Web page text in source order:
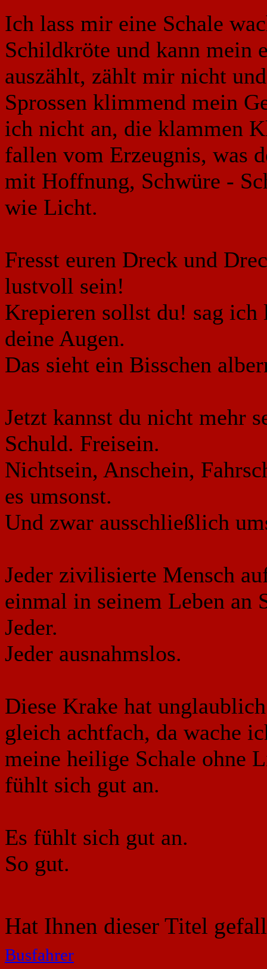
Ich lass mir eine Schale
Schildkröte und kann mein
auszählt, zählt mir nicht
Sprossen klimmend mein
ich nicht an, die klammen
fallen vom Erzeugnis, was
mit Hoffnung, Schwüre -
wie Licht.
Fresst euren Dreck und
lustvoll sein!
Krepieren sollst du! sag
deine Augen.
Das sieht ein Bisschen
Jetzt kannst du nicht mehr
Schuld. Freisein.
Nichtsein, Anschein,
es umsonst.
Und zwar ausschließlich
Jeder zivilisierte Mensch
einmal in seinem Leben an
Jeder.
Jeder ausnahmslos.
Diese Krake hat
gleich achtfach, da wache
meine heilige Schale ohne
fühlt sich gut an.
Es fühlt sich gut an.
So gut.
Hat Ihnen dieser Titel
Busfahrer